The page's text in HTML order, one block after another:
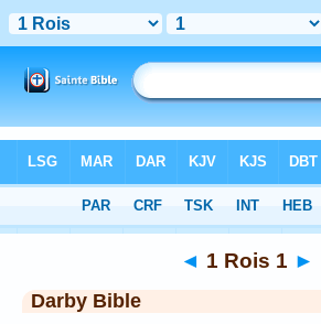
> 1 Rois 1
◄ 1 Rois 1 ►
Darby Bible